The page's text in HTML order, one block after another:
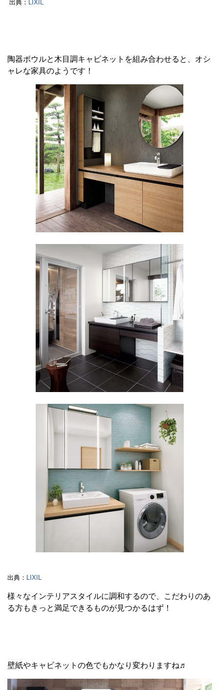
出典： LIXIL
陶器ボウルと木目調キャビネットを組み合わせると、オシ
ャレな家具のようです！
出典： LIXIL
様々なインテリアスタイルに調和するので、こだわりのあ
る方もきっと満足できるものが見つかるはず！
壁紙やキャビネットの色でもかなり変わりますね♬